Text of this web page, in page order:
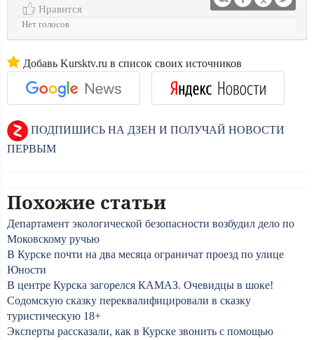
Нравится
Нет голосов
Добавь Kursktv.ru в список своих источников
ПОДПИШИСЬ НА ДЗЕН И ПОЛУЧАЙ НОВОСТИ
ПЕРВЫМ
Похожие статьи
Департамент экологической безопасности возбудил дело по
Моковскому ручью
В Курске почти на два месяца ограничат проезд по улице
Юности
В центре Курска загорелся КАМАЗ. Очевидцы в шоке!
Содомскую сказку переквалифицировали в сказку
туристическую 18+
Эксперты рассказали, как в Курске звонить с помощью